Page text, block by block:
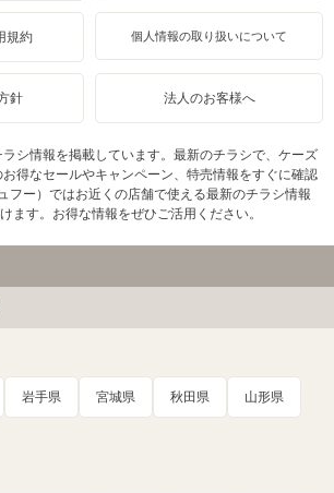
規約 個人情報の取り扱いについて
針 法人のお客様へ
シ情報を掲載しています。最新のチラシで、ケーズ
得なセールやキャンペーン、特売情報をすぐに確認
フー）ではお近くの店舗で使える最新のチラシ情報
ます。お得な情報をぜひご活用ください。
岩手県 宮城県 秋田県 山形県